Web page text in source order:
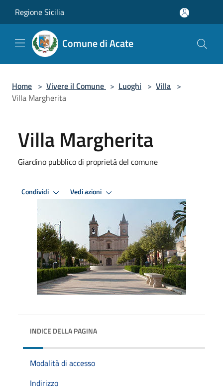
Regione Sicilia
Comune di Acate
Home > Vivere il Comune > Luoghi > Villa >
Villa Margherita
Villa Margherita
Giardino pubblico di proprietà del comune
Condividi Vedi azioni
INDICE DELLA PAGINA
Modalità di accesso
Indirizzo